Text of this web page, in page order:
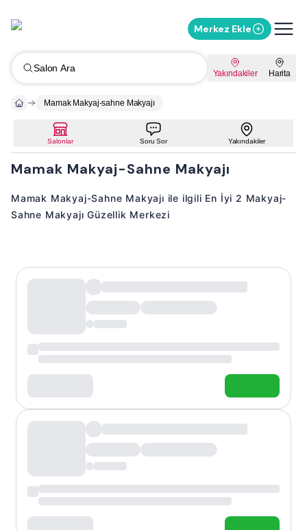
Merkez Ekle
Salon Ara Yakındakiler Harita
Mamak Makyaj-sahne Makyajı
Salonlar Soru Sor Yakındakiler
Mamak Makyaj-Sahne Makyajı
Mamak Makyaj-Sahne Makyajı ile ilgili En İyi 2 Makyaj-
Sahne Makyajı Güzellik Merkezi